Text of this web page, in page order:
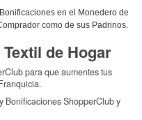
en el Monedero de
como de sus Padrinos.
de Hogar
para que aumentes tus
Bonificaciones ShopperClub y